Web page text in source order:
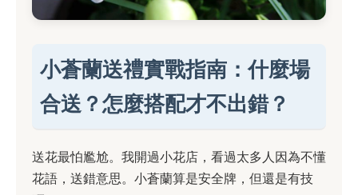
小蒼蘭送禮實戰指南：什麼場
合送？怎麼搭配才不出錯？
送花最怕尷尬。我開過小花店，看過太多人因為不懂
花語，送錯意思。小蒼蘭算是安全牌，但還是有技